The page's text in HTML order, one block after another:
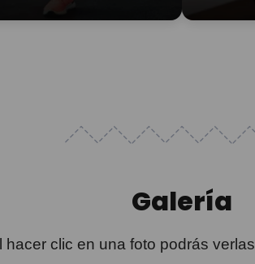
Galería
hacer clic en una foto podrás